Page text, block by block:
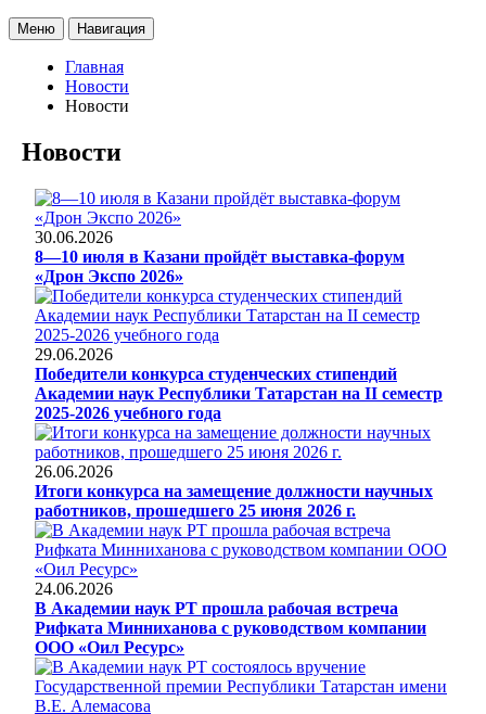
Меню Навигация
Главная
Новости
Новости
Новости
30.06.2026
8—10 июля в Казани пройдёт выставка-форум
«Дрон Экспо 2026»
29.06.2026
Победители конкурса студенческих стипендий
Академии наук Республики Татарстан на II семестр
2025-2026 учебного года
26.06.2026
Итоги конкурса на замещение должности научных
работников, прошедшего 25 июня 2026 г.
24.06.2026
В Академии наук РТ прошла рабочая встреча
Рифката Минниханова с руководством компании
ООО «Оил Ресурс»